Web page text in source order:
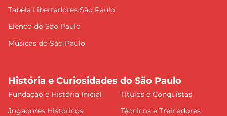
Tabela Libertadores São Paulo
Elenco do São Paulo
Músicas do São Paulo
História e Curiosidades do São Paulo
Fundação e História Inicial
Títulos e Conquistas
Jogadores Históricos
Técnicos e Treinadores